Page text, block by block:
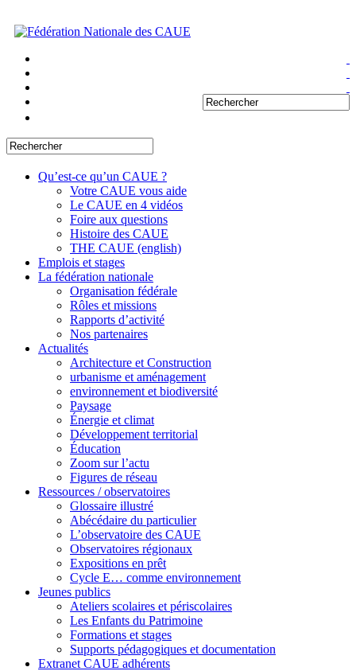
Qu’est-ce qu’un CAUE ?
Votre CAUE vous aide
Le CAUE en 4 vidéos
Foire aux questions
Histoire des CAUE
THE CAUE (english)
Emplois et stages
La fédération nationale
Organisation fédérale
Rôles et missions
Rapports d’activité
Nos partenaires
Actualités
Architecture et Construction
urbanisme et aménagement
environnement et biodiversité
Paysage
Énergie et climat
Développement territorial
Éducation
Zoom sur l’actu
Figures de réseau
Ressources / observatoires
Glossaire illustré
Abécédaire du particulier
L’observatoire des CAUE
Observatoires régionaux
Expositions en prêt
Cycle E… comme environnement
Jeunes publics
Ateliers scolaires et périscolaires
Les Enfants du Patrimoine
Formations et stages
Supports pédagogiques et documentation
Extranet CAUE adhérents